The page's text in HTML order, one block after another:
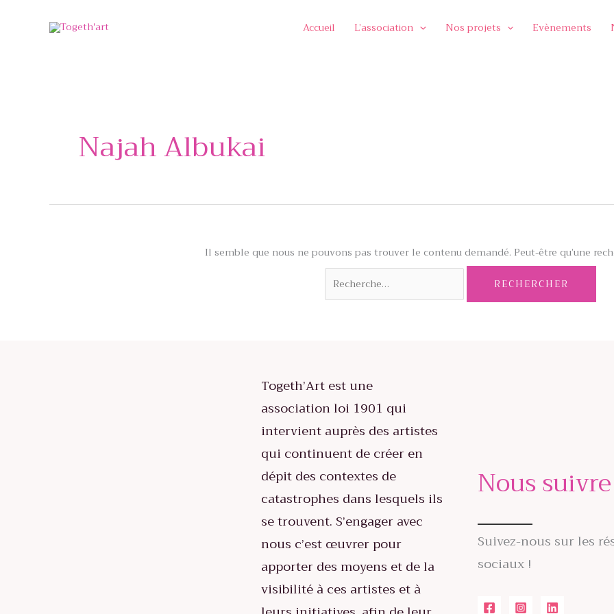
Accueil L’association Nos projets Evènements
Najah Albukai
Il semble que nous ne pouvons pas trouver le contenu demandé. Peut-être qu’une
Rechercher :
Togeth’Art est une
association loi 1901 qui
intervient auprès des artistes
qui continuent de créer en
dépit des contextes de
catastrophes dans lesquels ils
se trouvent. S’engager avec
nous c’est œuvrer pour
apporter des moyens et de la
visibilité à ces artistes et à
Nous suivre
Suivez-nous sur les
sociaux !